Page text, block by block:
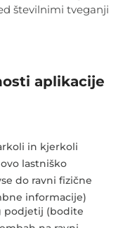
številnimi tveganji
aplikacije
in kjerkoli
lastniško
do ravni fizične
informacije)
podjetij (bodite